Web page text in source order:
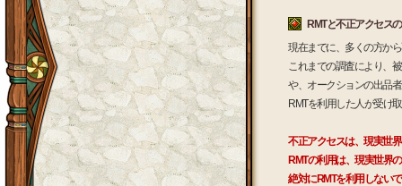
RMTと不正アクセス
現在までに、多くの方か
これまでの調査により、
や、オークションの出品
RMTを利用した人が受け
不正アクセスは、現実世
RMTの利用は、現実世界
絶対にRMTを利用しない